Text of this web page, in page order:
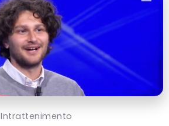
Intrattenimento